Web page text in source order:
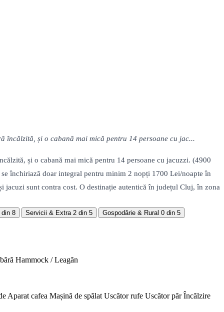
încălzită, și o cabană mai mică pentru 14 persoane cu jac...
și o cabană mai mică pentru 14 persoane cu jacuzzi. (4900
închiriază doar integral pentru minim 2 nopți 1700 Lei/noapte în
jacuzi sunt contra cost. O destinație autentică în județul Cluj, în zona
din 8 Servicii & Extra 2 din 5 Gospodărie & Rural 0 din 5
Hammock / Leagăn
Aparat cafea Mașină de spălat Uscător rufe Uscător păr Încălzire